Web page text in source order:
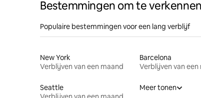
Bestemmingen om te verkennen
Populaire bestemmingen voor een lang verblijf
New York
Verblijven van een maand
Barcelona
Verblijven van een
Seattle
Meer tonen